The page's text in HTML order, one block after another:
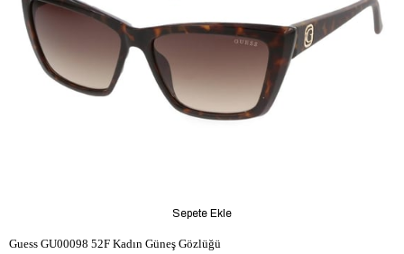
Guess GU00098 52F Kadın Güneş Gözlüğü
Sepete Ekle